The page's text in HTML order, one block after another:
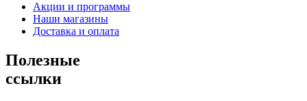
Акции и программы
Наши магазины
Доставка и оплата
Полезные
ссылки